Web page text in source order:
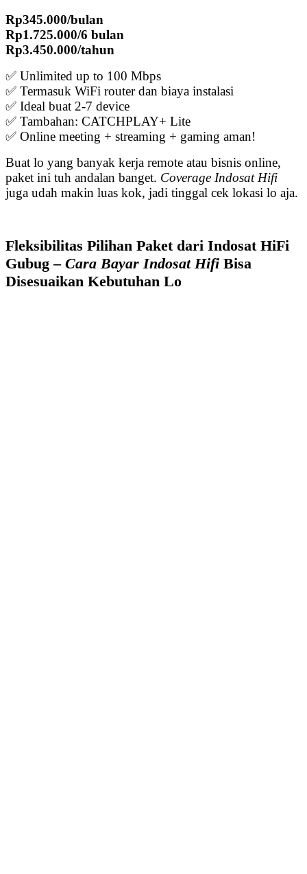
Rp345.000/bulan
Rp1.725.000/6 bulan
Rp3.450.000/tahun
✅ Unlimited up to 100 Mbps
✅ Termasuk WiFi router dan biaya instalasi
✅ Ideal buat 2-7 device
✅ Tambahan: CATCHPLAY+ Lite
✅ Online meeting + streaming + gaming aman!
Buat lo yang banyak kerja remote atau bisnis online,
paket ini tuh andalan banget. Coverage Indosat Hifi
juga udah makin luas kok, jadi tinggal cek lokasi lo aja.
Fleksibilitas Pilihan Paket dari Indosat HiFi
Gubug – Cara Bayar Indosat Hifi Bisa
Disesuaikan Kebutuhan Lo